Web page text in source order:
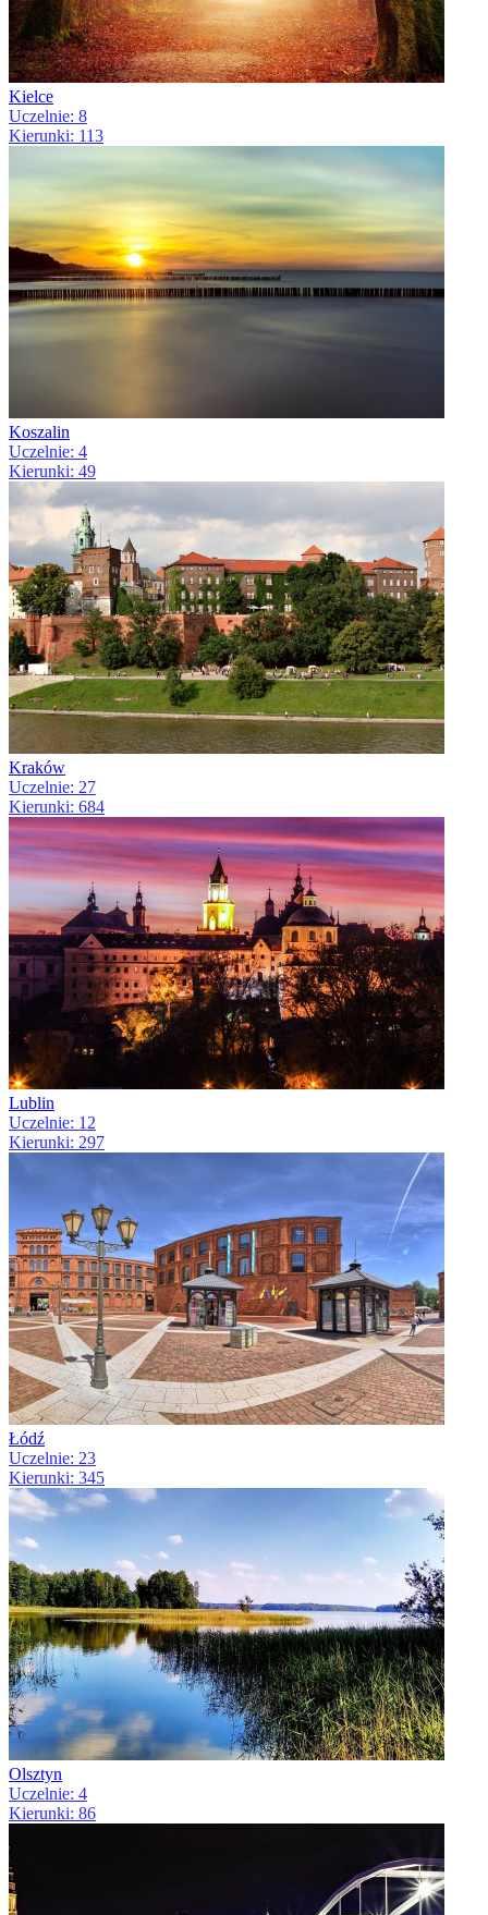
Kielce
Uczelnie: 8
Kierunki: 113
Koszalin
Uczelnie: 4
Kierunki: 49
Kraków
Uczelnie: 27
Kierunki: 684
Lublin
Uczelnie: 12
Kierunki: 297
Łódź
Uczelnie: 23
Kierunki: 345
Olsztyn
Uczelnie: 4
Kierunki: 86